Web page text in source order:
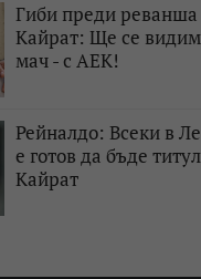
Гиби преди реванша
Кайрат: Ще се
мач - с АЕК!
Рейналдо: Всеки в
е готов да бъде
Кайрат